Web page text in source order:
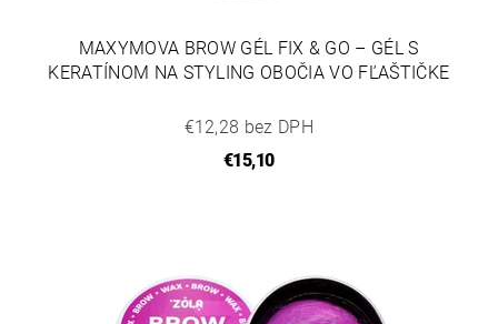
MAXYMOVA BROW GÉL FIX & GO – GÉL S
KERATÍNOM NA STYLING OBOČIA VO FĽAŠTIČKE
€12,28 bez DPH
€15,10